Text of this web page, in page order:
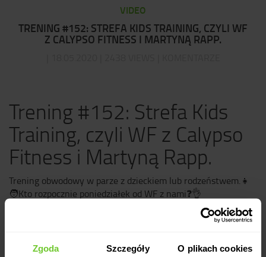
Zgoda Szczegóły O plikach cookies
VIDEO
TRENING #152: STREFA KIDS TRAINING, CZYLI WF
Z CALYPSO FITNESS I MARTYNĄ RAPP.
Trening #152: Strefa Kids
Training, czyli WF z Calypso
Fitness i Martyną Rapp.
Trening obwodowy w parze z dzieckiem lub rodzeństwem. 👧
🧑Kto rozpocznie poniedziałek od WF z nami❓👌